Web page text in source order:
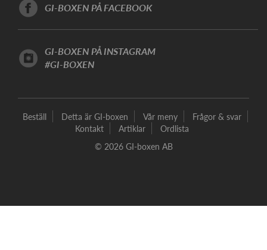
GI-BOXEN PÅ FACEBOOK
GI-BOXEN PÅ INSTAGRAM
#GI-BOXEN
Beställ Detta är GI-boxen Vår meny
Frågor & svar
Kontakt
Artiklar
Ordlista
© 2026 GI-boxen AB